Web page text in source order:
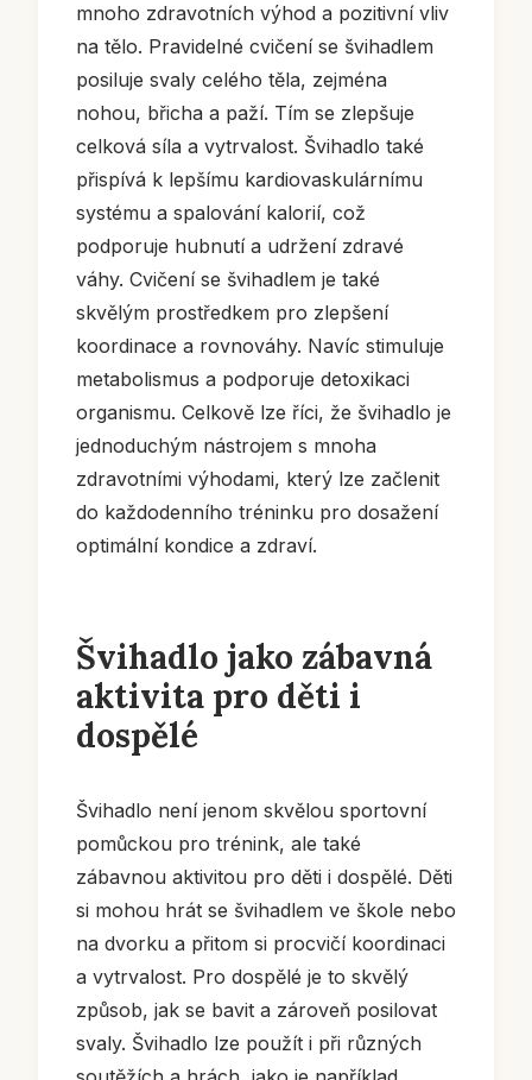
mnoho zdravotních výhod a pozitivní vliv
na tělo. Pravidelné cvičení se švihadlem
posiluje svaly celého těla, zejména
nohou, břicha a paží. Tím se zlepšuje
celková síla a vytrvalost. Švihadlo také
přispívá k lepšímu kardiovaskulárnímu
systému a spalování kalorií, což
podporuje hubnutí a udržení zdravé
váhy. Cvičení se švihadlem je také
skvělým prostředkem pro zlepšení
koordinace a rovnováhy. Navíc stimuluje
metabolismus a podporuje detoxikaci
organismu. Celkově lze říci, že švihadlo je
jednoduchým nástrojem s mnoha
zdravotními výhodami, který lze začlenit
do každodenního tréninku pro dosažení
optimální kondice a zdraví.
Švihadlo jako zábavná
aktivita pro děti i
dospělé
Švihadlo není jenom skvělou sportovní
pomůckou pro trénink, ale také
zábavnou aktivitou pro děti i dospělé. Děti
si mohou hrát se švihadlem ve škole nebo
na dvorku a přitom si procvičí koordinaci
a vytrvalost. Pro dospělé je to skvělý
způsob, jak se bavit a zároveň posilovat
svaly. Švihadlo lze použít i při různých